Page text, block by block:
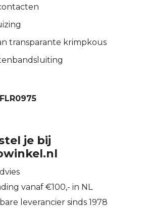
transparante krimpkous
FLR0975
je bij
vanaf €100,- in NL
leverancier sinds 1978